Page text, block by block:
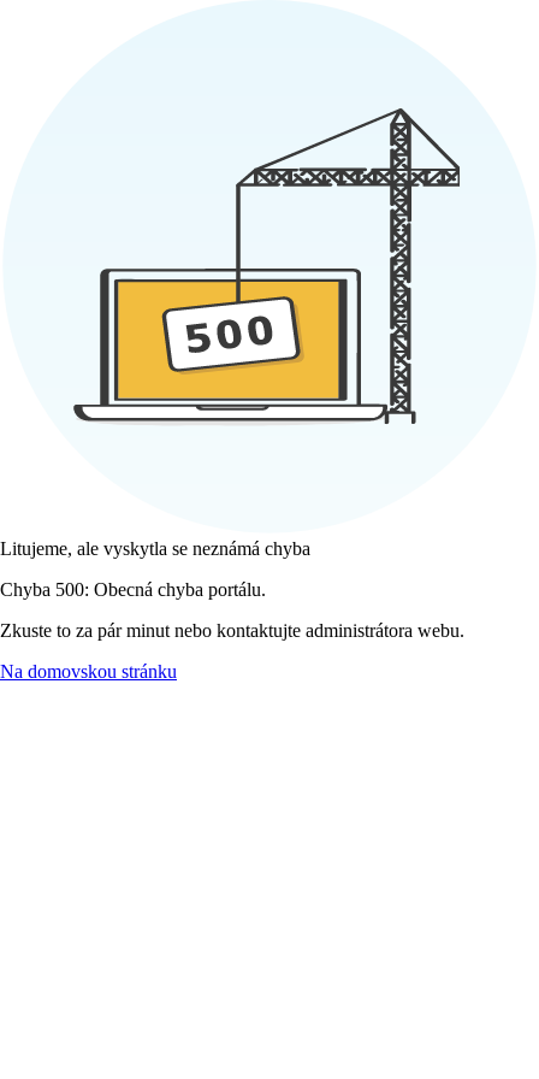
Litujeme, ale vyskytla se neznámá chyba
Chyba 500: Obecná chyba portálu.
Zkuste to za pár minut nebo kontaktujte administrátora webu.
Na domovskou stránku